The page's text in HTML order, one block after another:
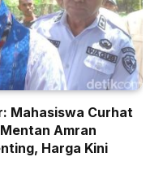
Mahasiswa Curhat
Amran
Harga Kini